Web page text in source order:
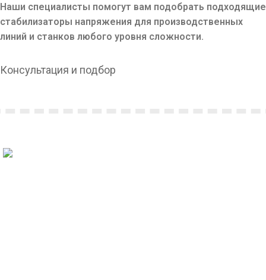
Наши специалисты помогут вам подобрать подходящие
стабилизаторы напряжения для производственных
линий и станков любого уровня сложности.
Консультация и подбор